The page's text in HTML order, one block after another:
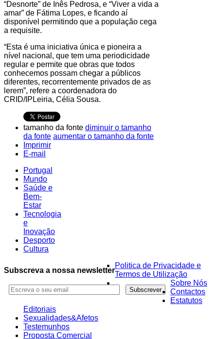
“Desnorte” de Inês Pedrosa, e “Viver a vida a
amar” de Fátima Lopes, e ficando aí
disponível permitindo que a população cega
a requisite.
“Esta é uma iniciativa única e pioneira a
nível nacional, que tem uma periodicidade
regular e permite que obras que todos
conhecemos possam chegar a públicos
diferentes, recorrentemente privados de as
lerem”, refere a coordenadora do
CRID/IPLeiria, Célia Sousa.
tamanho da fonte diminuir o tamanho
da fonte aumentar o tamanho da fonte
Imprimir
E-mail
Portugal
Mundo
Saúde e
Bem-
Estar
Tecnologia
e
Inovação
Desporto
Cultura
Subscreva a nossa newsletter
Politica de Privacidade e
Termos de Utilização
Sobre Nós
Contactos
Estatutos
Editoriais
Sexualidades&Afetos
Testemunhos
Proposta Comercial